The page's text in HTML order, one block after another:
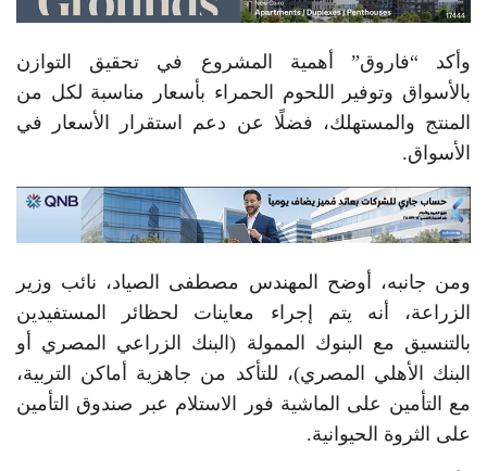
وأكد “فاروق” أهمية المشروع في تحقيق التوازن
بالأسواق وتوفير اللحوم الحمراء بأسعار مناسبة لكل من
المنتج والمستهلك، فضلًا عن دعم استقرار الأسعار في
الأسواق.
ومن جانبه، أوضح المهندس مصطفى الصياد، نائب وزير
الزراعة، أنه يتم إجراء معاينات لحظائر المستفيدين
بالتنسيق مع البنوك الممولة (البنك الزراعي المصري أو
البنك الأهلي المصري)، للتأكد من جاهزية أماكن التربية،
مع التأمين على الماشية فور الاستلام عبر صندوق التأمين
على الثروة الحيوانية.